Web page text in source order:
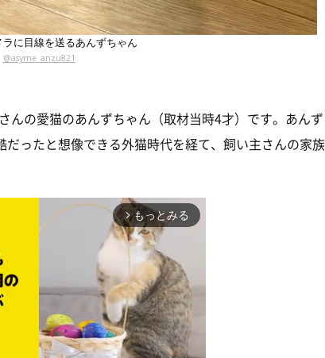
ラに目線を送るあんずちゃん
@asyme_anzu821
さんの愛猫のあんずちゃん（取材当時4才）です。あんず
ったと想像できる外猫時代を経て、飼い主さんの家族
arrow_forward_ios もっとみる